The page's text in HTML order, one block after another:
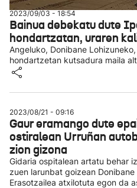
2023/09/03 - 18:54
Bainua debekatu dute
hondartzatan, uraren
Angeluko, Donibane
hondartzetan kutsadura maila
2023/08/21 - 09:16
Gaur eramango dute
ostiralean Urruñan
zion gizona
Gidaria ospitalean artatu behar
zuen larunbat goizean
Erasotzailea atxilotuta egon da